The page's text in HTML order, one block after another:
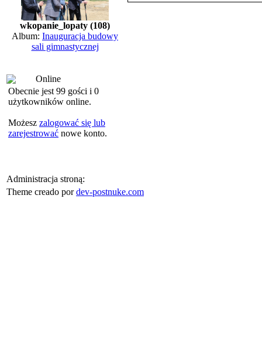
wkopanie_lopaty (108)
Album: Inauguracja budowy
sali gimnastycznej
Online
Obecnie jest 99 gości i 0
użytkowników online.
Możesz zalogować się lub
zarejestrować nowe konto.
Administracja stroną:
Theme creado pordev-postnuke.com